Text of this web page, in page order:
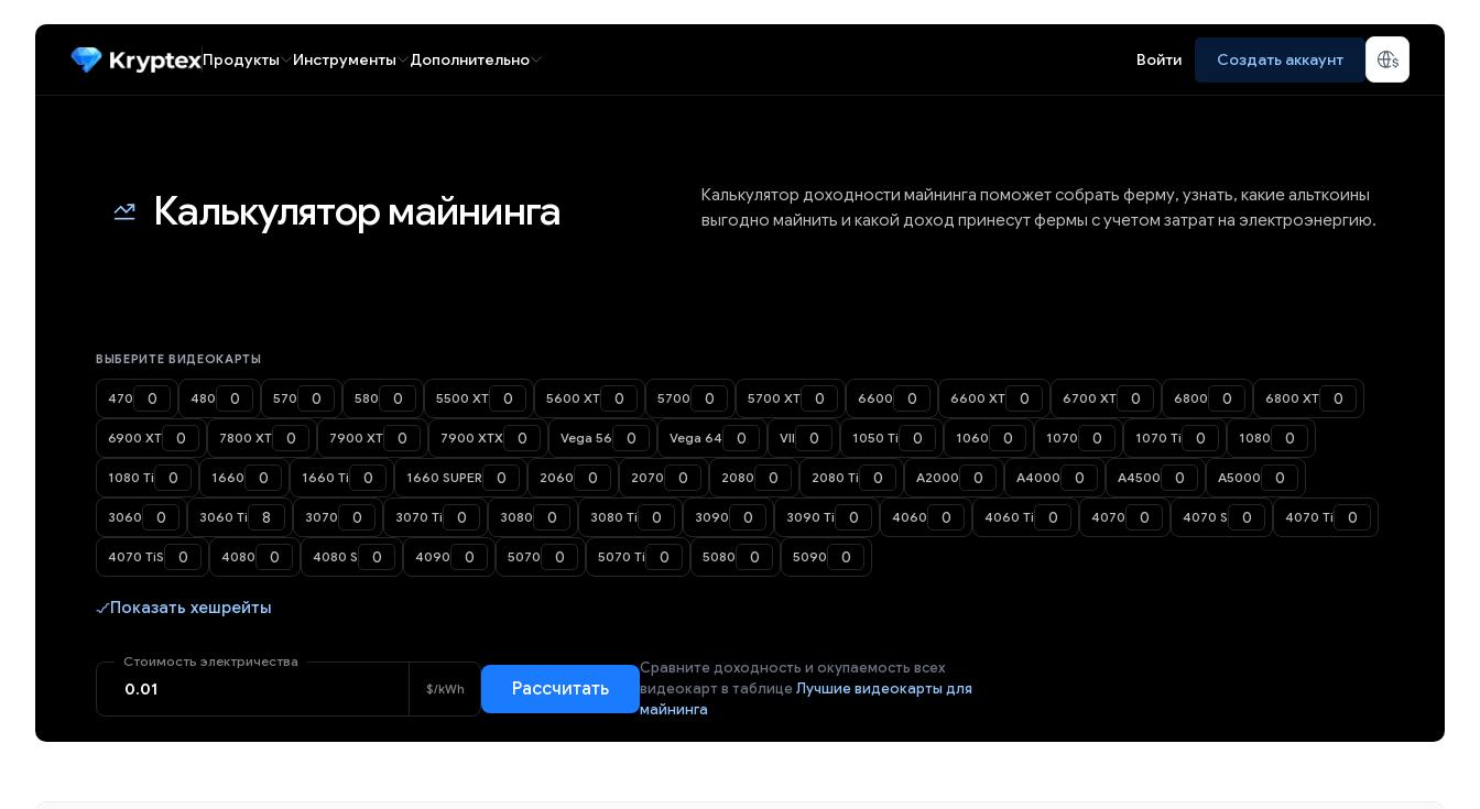
Продукты Инструменты Дополнительно Войти Создать аккаунт
Калькулятор майнинга
Калькулятор доходности майнинга поможет собрать ферму, узнать, какие альткоины
выгодно майнить и какой доход принесут фермы с учетом затрат на электроэнергию.
ВЫБЕРИТЕ ВИДЕОКАРТЫ
470 480 570 580 5500 XT 5600 XT 5700 5700 XT 6600 6600 XT 6700 XT 6800 6800 XT
6900 XT 7800 XT 7900 XT 7900 XTX Vega 56 Vega 64 VII 1050 Ti 1060 1070 1070 Ti 1080
1080 Ti 1660 1660 Ti 1660 SUPER 2060 2070 2080 2080 Ti A2000 A4000 A4500 A5000
3060 3060 Ti 3070 3070 Ti 3080 3080 Ti 3090 3090 Ti 4060 4060 Ti 4070 4070 S 4070 Ti
4070 TiS 4080 4080 S 4090 5070 5070 Ti 5080 5090
Показать хешрейты
Стоимость электричества
$/kWh Рассчитать
Сравните доходность и окупаемость всех
видеокарт в таблицеЛучшие видеокарты для
майнинга